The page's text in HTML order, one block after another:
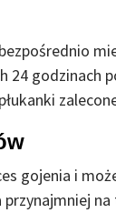
24 godzinach
gojenia i